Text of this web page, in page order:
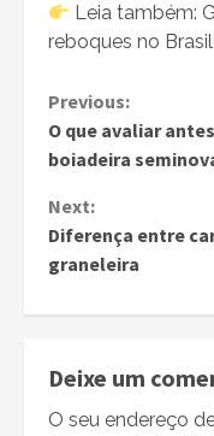
Leia também:
reboques no
Continue
Reading
Previous:
O que avaliar
boiadeira
Next:
Diferença entre
graneleira
Deixe um
O seu endereço